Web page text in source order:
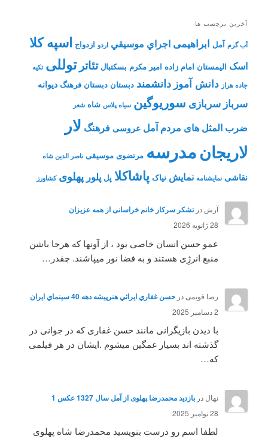
آخرین برچسب ها
آب گرم آمل ابراهیمی اجراي موسيقي اردو ازدواج اسپه کلا
اسک الیمستان امام زاده امیر مکرم بسکتبال تئاتر توللی تکیه
جاده هراز دانش آموز دانشمند دبستان دبستان فرهنگ دیوانه
سرباز سربازی سوریوگین سیاه پلاس شاه شعر
ضرب المثل های مردم آمل عروسی فرهنگ لار
لاریجانمدرسه مرتضوی موسیقی ناصر الدین شاه
نقاشی نمايشنامه نمایش نیاک پاشاکلا پل پلور پهلوی کشاورز
آرش درتشکر سرکار خانم خراسانی از همه عزیزان
28 ژانویه 2026
عمو حسن انسان خاصی بود ، از آونها که هرجا باشن
منبع انرژِی هستند و به فضا نور میپاشند. چقدر…
رضا قویمی در حسن غفاري ايرائي هنرپيشه دهه 40 سينماي ايران
2 دسامبر 2025
با دیدن بازیگرانی مانند حسن غفاری که در جوانی در
گذشته اند بسیار غمگین میشوم .ایشان در هر فیلمی
که…
نهال در بازدید محمدرضا پهلوی از آمل سال 1327 عکس 1
28 نوامبر 2025
لطفا اسم رو درست بنویسید محمدرضا شاه پهلوی